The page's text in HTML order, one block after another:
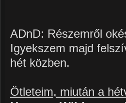
ADnD: Részemről
Igyekszem majd
hét közben.
Ötleteim, miután a